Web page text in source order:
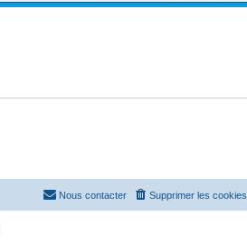
Supprimer les cookies
Nous contacter